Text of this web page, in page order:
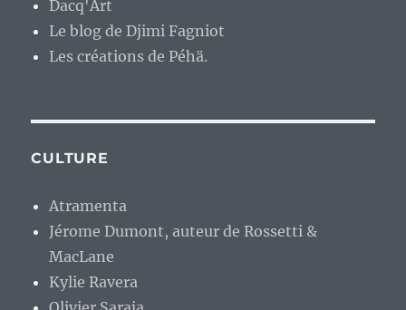
Dacq'Art
Le blog de Djimi Fagniot
Les créations de Péhä.
CULTURE
Atramenta
Jérome Dumont, auteur de Rossetti &
MacLane
Kylie Ravera